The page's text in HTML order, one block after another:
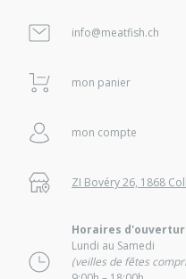
info@meatfish.ch
mon panier
mon compte
ZI Bovéry 26, 1868
Horaires
Lundi au Samedi
(veilles de fêtes